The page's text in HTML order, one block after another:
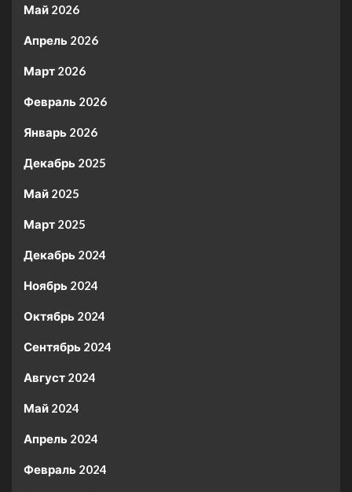
Май 2026
Апрель 2026
Март 2026
Февраль 2026
Январь 2026
Декабрь 2025
Май 2025
Март 2025
Декабрь 2024
Ноябрь 2024
Октябрь 2024
Сентябрь 2024
Август 2024
Май 2024
Апрель 2024
Февраль 2024